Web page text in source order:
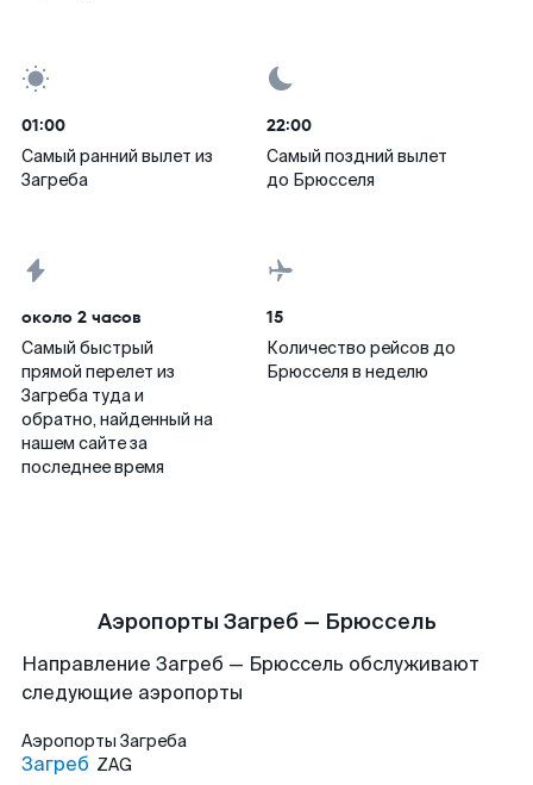
01:00
Самый ранний вылет из
Загреба
22:00
Самый поздний вылет
до Брюсселя
около 2 часов
Самый быстрый
прямой перелет из
Загреба туда и
обратно, найденный на
нашем сайте за
последнее время
15
Количество рейсов до
Брюсселя в неделю
Аэропорты Загреб — Брюссель
Направление Загреб — Брюссель обслуживают
следующие аэропорты
Аэропорты Загреба
Загреб ZAG